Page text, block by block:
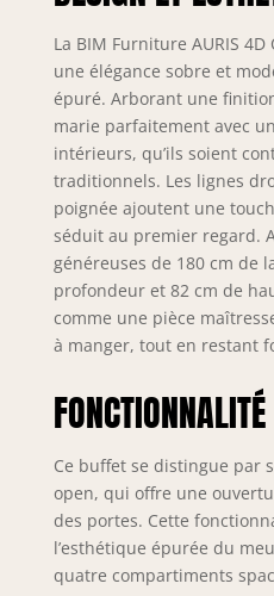
La BIM Furniture AURIS
une élégance sobre et
épuré. Arborant une
marie parfaitement avec
intérieurs, qu’ils soient
traditionnels. Les lignes
poignée ajoutent une
séduit au premier regard.
généreuses de 180 cm de
profondeur et 82 cm de
comme une pièce
à manger, tout en restant
Ce buffet se distingue par
open, qui offre une
des portes. Cette
l’esthétique épurée du
quatre compartiments